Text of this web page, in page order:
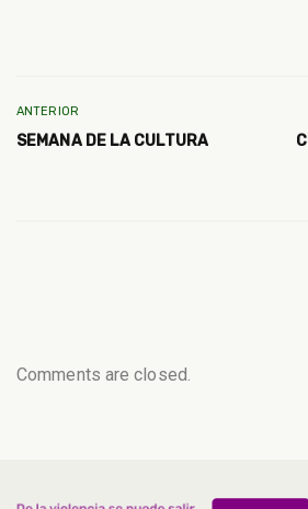
ANTERIOR
SEMANA DE LA CULTURA
Comments are closed.